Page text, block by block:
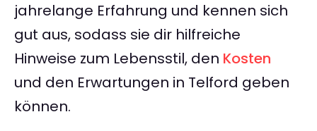
jahrelange Erfahrung und kennen sich
gut aus, sodass sie dir hilfreiche
Hinweise zum Lebensstil, den Kosten
und den Erwartungen in Telford geben
können.